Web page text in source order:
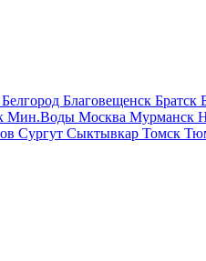
Белгород Благовещенск Братск
Мин.Воды Москва Мурманск
Сургут Сыктывкар Томск